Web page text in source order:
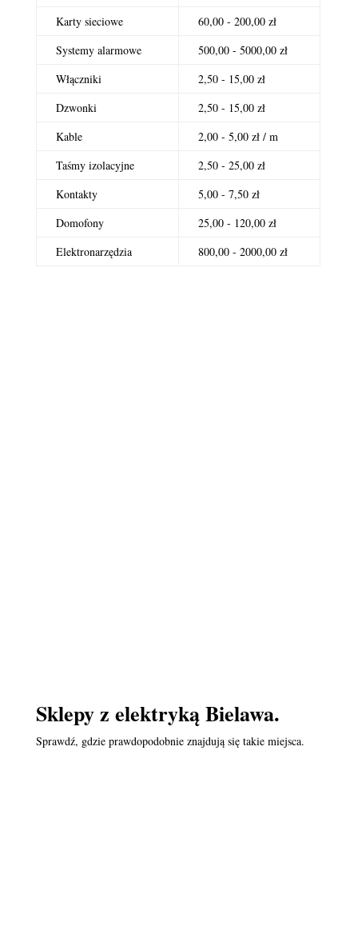
Karty sieciowe
60,00 - 200,00 zł
Systemy alarmowe
500,00 - 5000,00 zł
Włączniki
2,50 - 15,00 zł
Dzwonki
2,50 - 15,00 zł
Kable
2,00 - 5,00 zł / m
Taśmy izolacyjne
2,50 - 25,00 zł
Kontakty
5,00 - 7,50 zł
Domofony
25,00 - 120,00 zł
Elektronarzędzia
800,00 - 2000,00 zł
Sklepy z elektryką Bielawa.
Sprawdź, gdzie prawdopodobnie znajdują się takie miejsca.